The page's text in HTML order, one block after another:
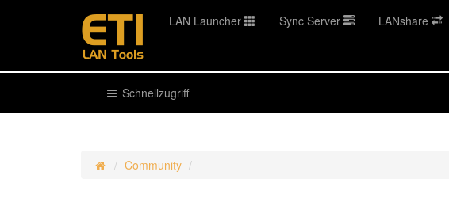
LAN Launcher Sync Server LANshare
Schnellzugriff
Community